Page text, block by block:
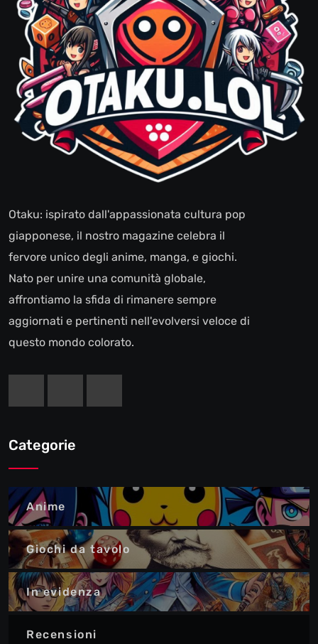
Otaku: ispirato dall'appassionata cultura pop
giapponese, il nostro magazine celebra il
fervore unico degli anime, manga, e giochi.
Nato per unire una comunità globale,
affrontiamo la sfida di rimanere sempre
aggiornati e pertinenti nell'evolversi veloce di
questo mondo colorato.
Categorie
Anime
Giochi da tavolo
In evidenza
Recensioni